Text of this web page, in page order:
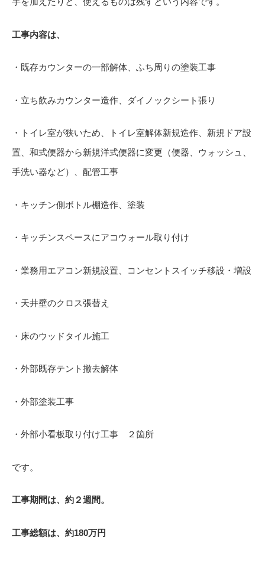
工事内容は、
・既存カウンターの一部解体、ふち周りの塗装工事
・立ち飲みカウンター造作、ダイノックシート張り
・トイレ室が狭いため、トイレ室解体新規造作、新規ドア設
置、和式便器から新規洋式便器に変更（便器、ウォッシュ、
手洗い器など）、配管工事
・キッチン側ボトル棚造作、塗装
・キッチンスペースにアコウォール取り付け
・業務用エアコン新規設置、コンセントスイッチ移設・増設
・天井壁のクロス張替え
・床のウッドタイル施工
・外部既存テント撤去解体
・外部塗装工事
・外部小看板取り付け工事 ２箇所
です。
工事期間は、約２週間。
工事総額は、約180万円